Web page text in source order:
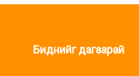
Биднийг дагаарай